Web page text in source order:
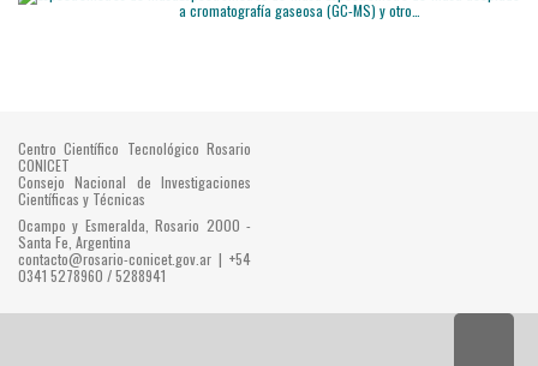
a cromatografía gaseosa (GC-MS) y otro…
Centro Científico Tecnológico Rosario
CONICET
Consejo Nacional de Investigaciones
Científicas y Técnicas
Ocampo y Esmeralda, Rosario 2000 -
Santa Fe, Argentina
contacto@rosario-conicet.gov.ar | +54
0341 5278960 / 5288941